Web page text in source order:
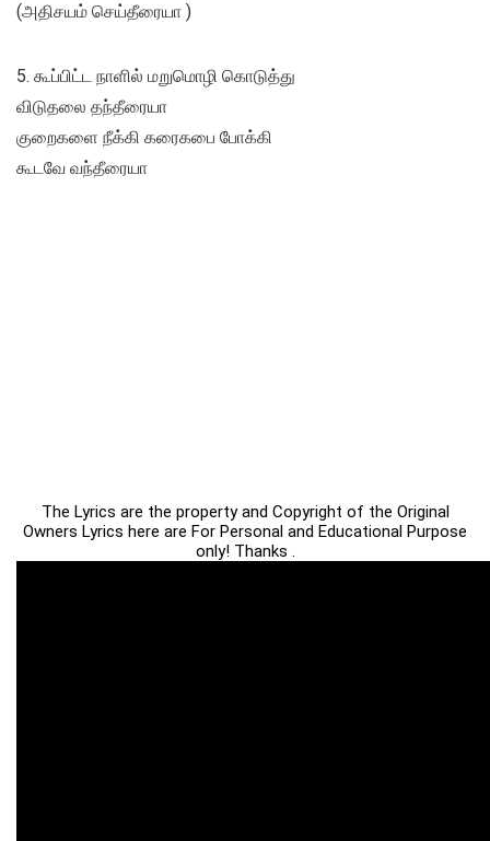
(அதிசயம் செய்தீரையா )
5. கூப்பிட்ட நாளில் மறுமொழி கொடுத்து
விடுதலை தந்தீரையா
குறைகளை நீக்கி கரைகபை போக்கி
கூடவே வந்தீரையா
The Lyrics are the property and Copyright of the Original
Owners Lyrics here are For Personal and Educational Purpose
only! Thanks .